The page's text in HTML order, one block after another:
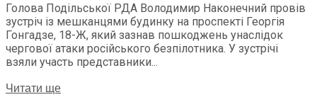
Голова Подільської РДА Володимир Наконечний провів
зустріч із мешканцями будинку на проспекті Георгія
Гонгадзе, 18-Ж, який зазнав пошкоджень унаслідок
чергової атаки російського безпілотника. У зустрічі
взяли участь представники...
Читати ще